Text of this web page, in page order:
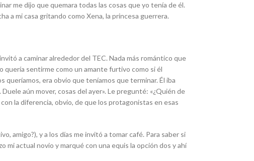
me dijo que quemara todas las cosas que yo tenía de él.
a mi casa gritando como Xena, la princesa guerrera.
a caminar alrededor del TEC. Nada más romántico que
sentirme como un amante furtivo como si él
era obvio que teníamos que terminar. Él iba
aún mover, cosas del ayer». Le pregunté: «¿Quién de
la diferencia, obvio, de que los protagonistas en esas
amigo?), y a los días me invitó a tomar café. Para saber si
mi actual novio y marqué con una equis la opción dos y ahí